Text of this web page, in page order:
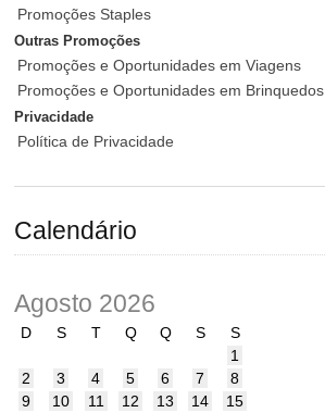
Promoções Staples
Outras Promoções
Promoções e Oportunidades em Viagens
Promoções e Oportunidades em Brinquedos
Privacidade
Política de Privacidade
Calendário
Agosto 2026
D S T Q Q S
S
1
2
3 4 5 6 7
8
9
10 11 12 13 14
15